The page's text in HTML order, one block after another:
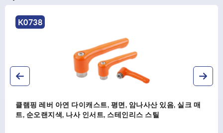
K0738
클램핑 레버 아연 다이캐스트, 평면, 암나사산 있음, 실크 매
트, 순오랜지색, 나사 인서트, 스테인리스 스틸